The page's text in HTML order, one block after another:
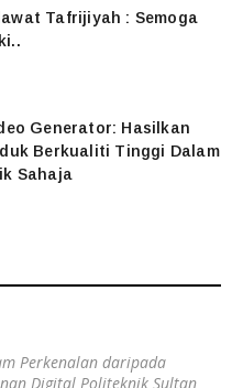
Tafrijiyah : Semoga
Generator: Hasilkan
Berkualiti Tinggi Dalam
Sahaja
Perkenalan daripada
Digital Politeknik Sultan